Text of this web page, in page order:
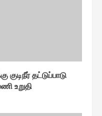
தட்டுப்பாடு
உறுதி